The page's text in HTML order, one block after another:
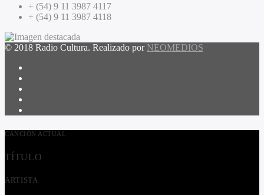
+ (54) 9 11 3987 4117
+ (54) 9 11 3987 4118
© 2018 Radio Cultura. Realizado por NEOMEDIOS
CANCIÓN ACTUAL
TÍTULO
ARTISTA